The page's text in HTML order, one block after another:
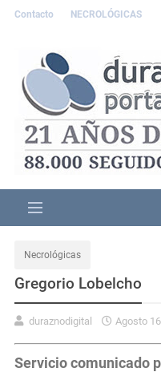
Contacto NECROLÓGICAS
Necrológicas
Gregorio Lobelcho
duraznodigital Agosto
Servicio comunicado